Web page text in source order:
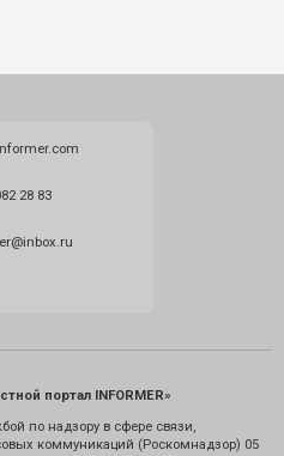
28 83
портал INFORMER»
по надзору в сфере связи,
коммуникаций (Роскомнадзор) 05